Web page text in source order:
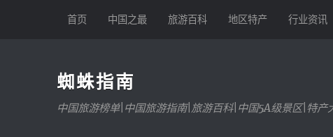
首页 中国之最 旅游百科 地区特产 行业资讯
蜘蛛指南
中国旅游榜单|中国旅游指南|旅游百科|中国5A级景区|特